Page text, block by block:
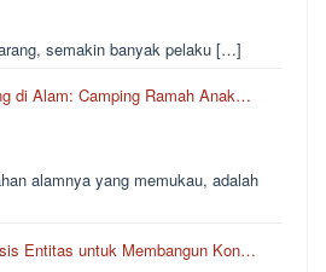
semakin banyak pelaku […]
di Alam: Camping Ramah Anak…
alamnya yang memukau, adalah
Entitas untuk Membangun Kon…